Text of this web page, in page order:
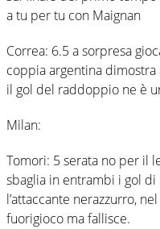
a tu per tu con Maignan
Correa: 6.5 a sorpresa
coppia argentina
il gol del raddoppio ne è
Milan:
Tomori: 5 serata no per il
sbaglia in entrambi i gol
l’attaccante nerazzurro,
fuorigioco ma fallisce.